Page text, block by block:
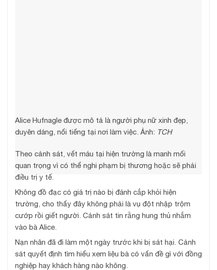
Alice Hufnagle được mô tả là người phụ nữ xinh đẹp,
duyên dáng, nổi tiếng tại nơi làm việc. Ảnh: TCH
Theo cảnh sát, vết máu tại hiện trường là manh mối
quan trọng vì có thể nghi phạm bị thương hoặc sẽ phải
điều trị y tế.
Không đồ đạc có giá trị nào bị đánh cắp khỏi hiện
trường, cho thấy đây không phải là vụ đột nhập trộm
cướp rồi giết người. Cảnh sát tin rằng hung thủ nhắm
vào bà Alice.
Nạn nhân đã đi làm một ngày trước khi bị sát hại. Cảnh
sát quyết định tìm hiểu xem liệu bà có vấn đề gì với đồng
nghiệp hay khách hàng nào không.